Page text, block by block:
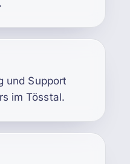
und Support
im Tösstal.